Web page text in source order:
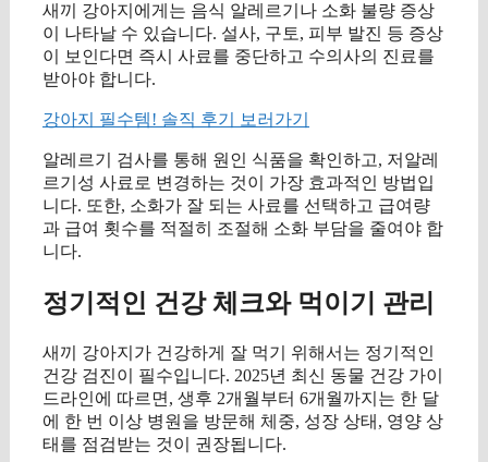
새끼 강아지에게는 음식 알레르기나 소화 불량 증상
이 나타날 수 있습니다. 설사, 구토, 피부 발진 등 증상
이 보인다면 즉시 사료를 중단하고 수의사의 진료를
받아야 합니다.
강아지 필수템! 솔직 후기 보러가기
알레르기 검사를 통해 원인 식품을 확인하고, 저알레
르기성 사료로 변경하는 것이 가장 효과적인 방법입
니다. 또한, 소화가 잘 되는 사료를 선택하고 급여량
과 급여 횟수를 적절히 조절해 소화 부담을 줄여야 합
니다.
정기적인 건강 체크와 먹이기 관리
새끼 강아지가 건강하게 잘 먹기 위해서는 정기적인
건강 검진이 필수입니다. 2025년 최신 동물 건강 가이
드라인에 따르면, 생후 2개월부터 6개월까지는 한 달
에 한 번 이상 병원을 방문해 체중, 성장 상태, 영양 상
태를 점검받는 것이 권장됩니다.